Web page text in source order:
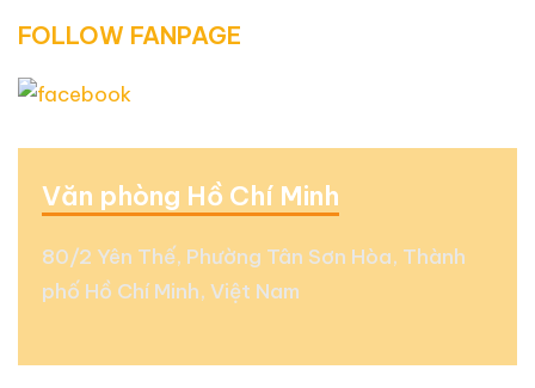
FOLLOW FANPAGE
Văn phòng Hồ Chí Minh
80/2 Yên Thế, Phường Tân Sơn Hòa, Thành
phố Hồ Chí Minh, Việt Nam